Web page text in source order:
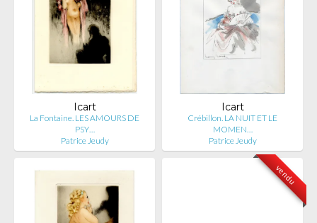
Icart
La Fontaine. LES AMOURS DE
PSY…
Patrice Jeudy
Icart
Crébillon. LA NUIT ET LE
MOMEN…
Patrice Jeudy
vendu